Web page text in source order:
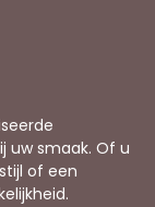
uw smaak. Of u
of een